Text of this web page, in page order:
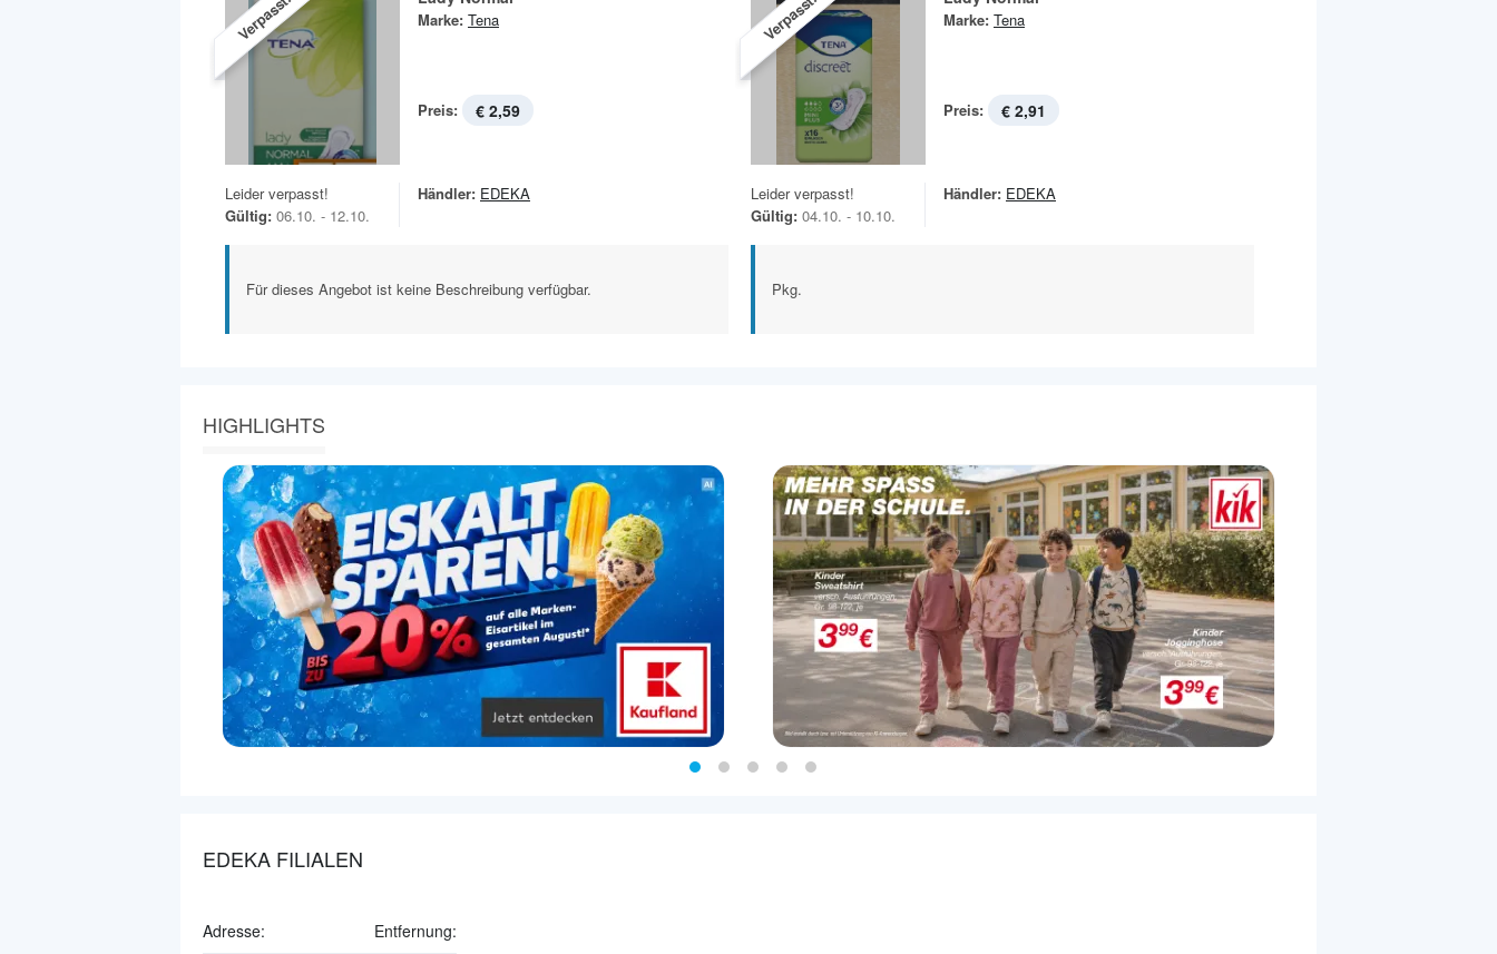
Verpasst! Marke: Tena
Preis: € 2,59
Leider verpasst!
Gültig: 06.10. - 12.10.
Händler: EDEKA
Für dieses Angebot ist keine Beschreibung verfügbar.
Verpasst! Marke: Tena
Preis: € 2,91
Leider verpasst!
Gültig: 04.10. - 10.10.
Händler: EDEKA
Pkg.
HIGHLIGHTS
EDEKA FILIALEN
Adresse: Entfernung: